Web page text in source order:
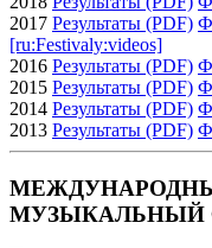
2017 Результаты (PDF)
[ru:Festivaly:videos]
2016 Результаты (PDF)
2015 Результаты (PDF)
2014 Результаты (PDF)
2013 Результаты (PDF)
МУЗЫКАЛЬНЫЙ